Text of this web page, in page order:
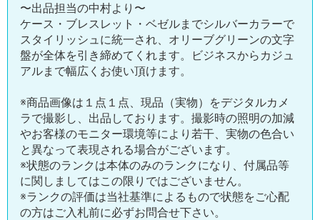
〜出品担当の中村より〜
ケース・ブレスレット・ベゼルまでシルバーカラーで
スタイリッシュに統一され、オリーブグリーンの文字
盤が全体を引き締めてくれます。ビジネスからカジュ
アルまで幅広くお使い頂けます。
※商品画像は１点１点、現品（実物）をデジタルカメ
ラで撮影し、出品しております。撮影時の照明の加減
やお客様のモニター環境等により若干、実物の色合い
と異なって表現される場合がございます。
※状態のランクは本体のみのランクになり、付属品等
に関しましてはこの限りではございません。
※ランクの評価は当社基準によるもので状態をご心配
の方はご入札前に必ずお問合せ下さい。